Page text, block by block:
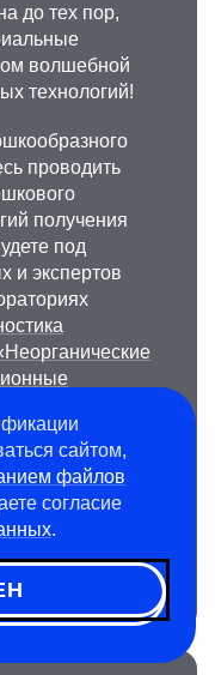
до тех пор,
волшебной
технологий!
проводить
получения
под
и экспертов
6 лет.
сайтом,
файлов
согласие
.